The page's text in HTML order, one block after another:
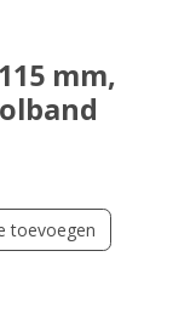
mm,
toevoegen